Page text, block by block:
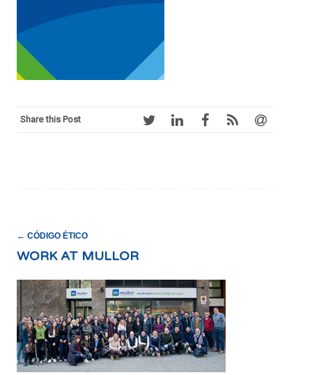
Share this Post
POST
NAVIGATION
← CÓDIGO ÉTICO
WORK AT MULLOR